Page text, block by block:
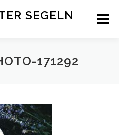
SEGELN Menü
DAS SCHIFF KONTAKT
171292